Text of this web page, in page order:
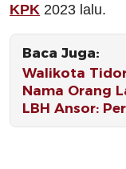
KPK 2023 lalu.
Baca Juga:
Walikota
Nama Orang
LBH Ansor: